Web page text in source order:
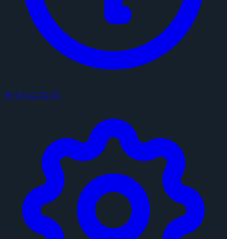
サイトについて